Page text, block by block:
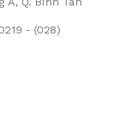
- (028)